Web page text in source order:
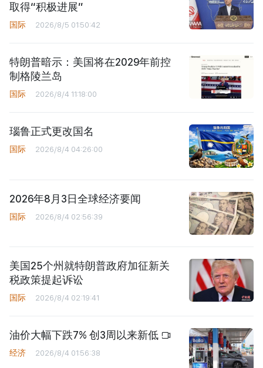
取得“积极进展”
国际 2026/8/5 01:50:42
特朗普暗示：美国将在2029年前控
制格陵兰岛
国际 2026/8/4 11:18:00
瑙鲁正式更改国名
国际 2026/8/4 04:26:00
2026年8月3日全球经济要闻
国际 2026/8/4 02:56:39
美国25个州就特朗普政府加征新关
税政策提起诉讼
国际 2026/8/4 02:19:41
油价大幅下跌7% 创3周以来新低
经济 2026/8/4 01:56:38